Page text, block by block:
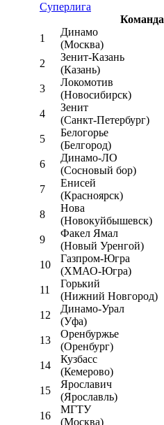
Суперлига
Команда
1
Динамо
(Москва)
2
Зенит-Казань
(Казань)
3
Локомотив
(Новосибирск)
4
Зенит
(Санкт-Петербург)
5
Белогорье
(Белгород)
6
Динамо-ЛО
(Сосновый бор)
7
Енисей
(Красноярск)
8
Нова
(Новокуйбышевск)
9
Факел Ямал
(Новый Уренгой)
10
Газпром-Югра
(ХМАО-Югра)
11
Горький
(Нижний Новгород)
12
Динамо-Урал
(Уфа)
13
Оренбуржье
(Оренбург)
14
Кузбасс
(Кемерово)
15
Ярославич
(Ярославль)
16
МГТУ
(Москва)